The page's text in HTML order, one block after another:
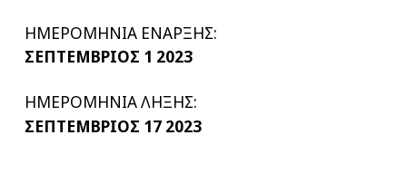
ΗΜΕΡΟΜΗΝΙΑ ΕΝΑΡΞΗΣ:
ΣΕΠΤΕΜΒΡΙΟΣ 1 2023
ΗΜΕΡΟΜΗΝΙΑ ΛΗΞΗΣ:
ΣΕΠΤΕΜΒΡΙΟΣ 17 2023